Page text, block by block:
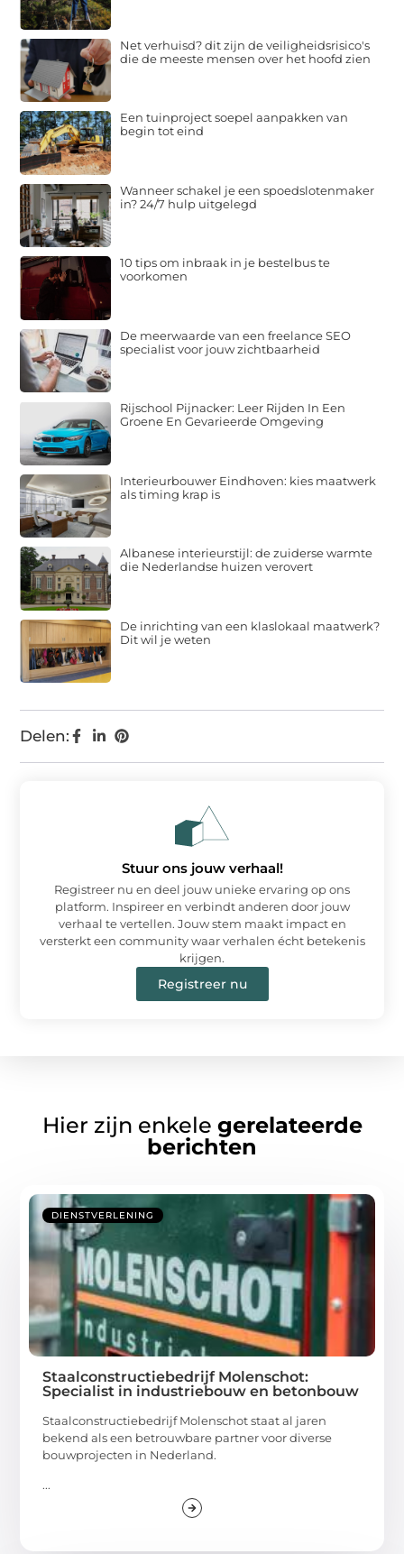
Delen:
Net verhuisd? dit zijn de veiligheidsrisico's
die de meeste mensen over het hoofd zien
Een tuinproject soepel aanpakken van
begin tot eind
Wanneer schakel je een spoedslotenmaker
in? 24/7 hulp uitgelegd
10 tips om inbraak in je bestelbus te
voorkomen
De meerwaarde van een freelance SEO
specialist voor jouw zichtbaarheid
Rijschool Pijnacker: Leer Rijden In Een
Groene En Gevarieerde Omgeving
Interieurbouwer Eindhoven: kies maatwerk
als timing krap is
Albanese interieurstijl: de zuiderse warmte
die Nederlandse huizen verovert
De inrichting van een klaslokaal maatwerk?
Dit wil je weten
Stuur ons jouw verhaal!
Registreer nu en deel jouw unieke ervaring op ons
platform. Inspireer en verbindt anderen door jouw
verhaal te vertellen. Jouw stem maakt impact en
versterkt een community waar verhalen écht betekenis
krijgen.
Registreer nu
Hier zijn enkele gerelateerde
berichten
DIENSTVERLENING
Staalconstructiebedrijf Molenschot:
Specialist in industriebouw en betonbouw
Staalconstructiebedrijf Molenschot staat al jaren
bekend als een betrouwbare partner voor diverse
bouwprojecten in Nederland.
...